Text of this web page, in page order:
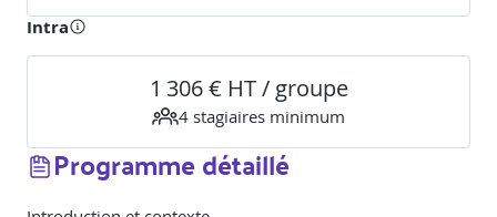
Intra
1 306 € HT / groupe
4 stagiaires minimum
Programme détaillé